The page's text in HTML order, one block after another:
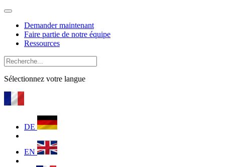
Demander maintenant
Faire partie de notre équipe
Ressources
Sélectionnez votre langue
DE
EN